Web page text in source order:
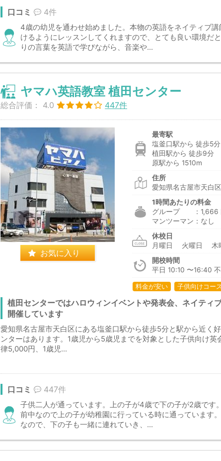
口コミ 4件
4歳の幼児を通わせ始めました。本物の英語をネイティブ
けるようにレッスンしてくれますので、とても良い環境だ
りの言葉を英語で学びながら、音楽や...
ヤマハ英語教室 植田センター
総合評価： 4.0 447件
お気に入り
最寄駅
塩釜口駅から 徒歩5分
植田駅から 徒歩9分
原駅から 1510m
住所
愛知県名古屋市天白
1時間あたりの料金
グループ ：1,666
マンツーマン：なし
休校日
月曜日 火曜日
開校時間
平日 10:10 〜16:40
料金が安い 子供向けコー
植田センターではハロウィンイベントや発表会、ネイティ
開催しています
愛知県名古屋市天白区にある塩釜口駅から徒歩5分と駅から近く
ンターはあります。1歳児から5歳児までを対象とした子供向け
律5,000円、1歳児...
口コミ 447件
子供二人が通っています。上の子が4歳で下の子が2歳です
前中なので上の子が幼稚園に行っている時に通っています
なので、下の子も一緒に連れていき、...